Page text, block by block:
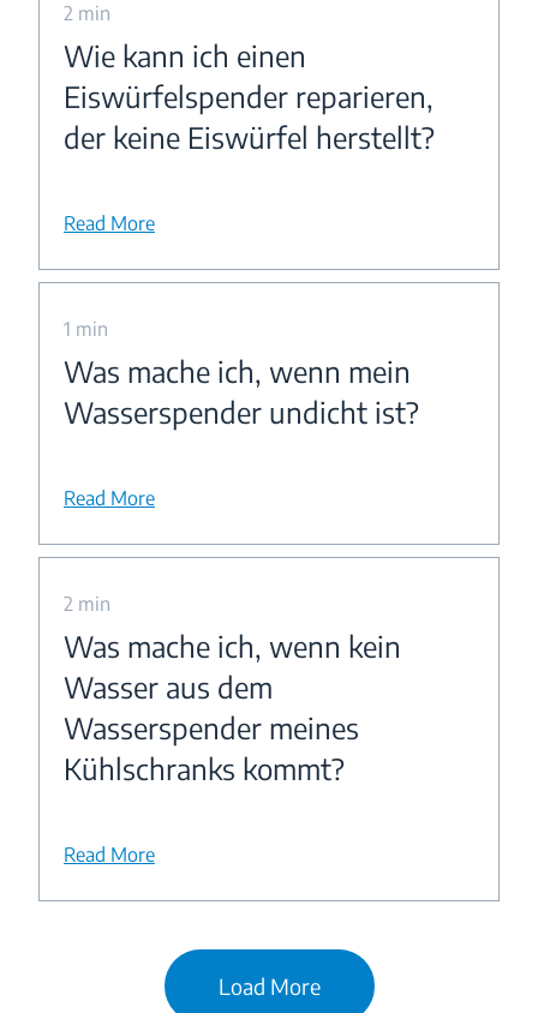
2 min
Wie kann ich einen
Eiswürfelspender reparieren,
der keine Eiswürfel herstellt?
Read More
1 min
Was mache ich, wenn mein
Wasserspender undicht ist?
Read More
2 min
Was mache ich, wenn kein
Wasser aus dem
Wasserspender meines
Kühlschranks kommt?
Read More
Load More